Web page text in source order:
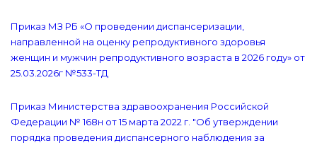
Приказ МЗ РБ «О проведении диспансеризации,
направленной на оценку репродуктивного здоровья
женщин и мужчин репродуктивного возраста в 2026 году» от
25.03.2026г №533-ТД
Приказ Министерства здравоохранения Российской
Федерации № 168н от 15 марта 2022 г. "Об утверждении
порядка проведения диспансерного наблюдения за